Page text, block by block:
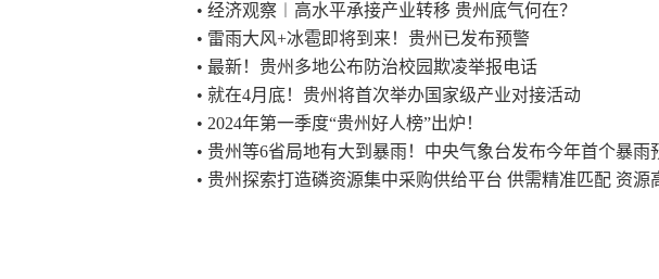
• 经济观察︱高水平承接产业转移 贵州底气何在？
• 雷雨大风+冰雹即将到来！贵州已发布预警
• 最新！贵州多地公布防治校园欺凌举报电话
• 就在4月底！贵州将首次举办国家级产业对接活动
• 2024年第一季度“贵州好人榜”出炉！
• 贵州等6省局地有大到暴雨！中央气象台发布今年首个暴雨
• 贵州探索打造磷资源集中采购供给平台 供需精准匹配 资源